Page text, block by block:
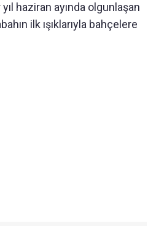
haziran ayında olgunlaşan
ilk ışıklarıyla bahçelere